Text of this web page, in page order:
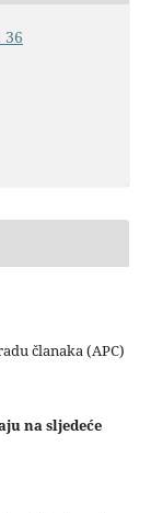
36
članaka (APC)
na sljedeće